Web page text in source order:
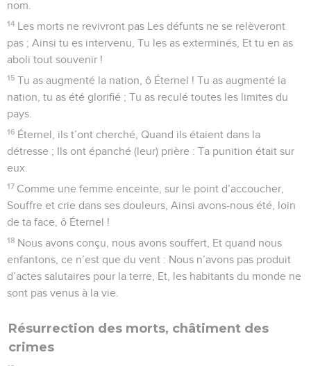
nom.
14 Les morts ne revivront pas Les défunts ne se relèveront
pas ; Ainsi tu es intervenu, Tu les as exterminés, Et tu en as
aboli tout souvenir !
15 Tu as augmenté la nation, ô Éternel ! Tu as augmenté la
nation, tu as été glorifié ; Tu as reculé toutes les limites du
pays.
16 Éternel, ils t’ont cherché, Quand ils étaient dans la
détresse ; Ils ont épanché (leur) prière : Ta punition était sur
eux.
17 Comme une femme enceinte, sur le point d’accoucher,
Souffre et crie dans ses douleurs, Ainsi avons-nous été, loin
de ta face, ô Éternel !
18 Nous avons conçu, nous avons souffert, Et quand nous
enfantons, ce n’est que du vent : Nous n’avons pas produit
d’actes salutaires pour la terre, Et, les habitants du monde ne
sont pas venus à la vie.
Résurrection des morts, châtiment des
crimes